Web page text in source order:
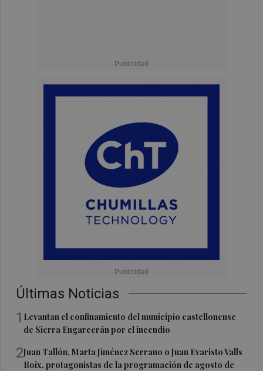
Últimas Noticias
1 Levantan el confinamiento del municipio castellonense
de Sierra Engarcerán por el incendio
2Juan Tallón, Marta Jiménez Serrano o Juan Evaristo Valls
Boix, protagonistas de la programación de agosto de